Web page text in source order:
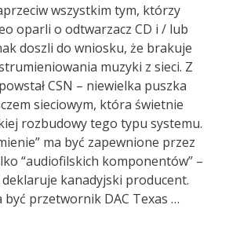
wszystkim tym, którzy
oparli o odtwarzacz CD i / lub
doszli do wniosku, że brakuje
muzyki z sieci. Z
CSN – niewielka puszka
sieciowym, która świetnie
rozbudowy tego typu systemu.
ma być zapewnione przez
“audiofilskich komponentów” –
kanadyjski producent.
być przetwornik DAC Texas …